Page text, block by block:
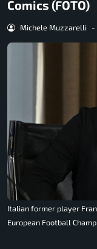
Comics (FOTO)
Michele Muzzarelli -
Italian former player
European Football